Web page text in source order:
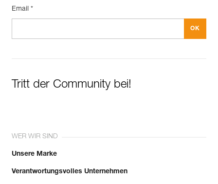
Email *
Tritt der Community bei!
WER WIR SIND
Unsere Marke
Verantwortungsvolles Unternehmen